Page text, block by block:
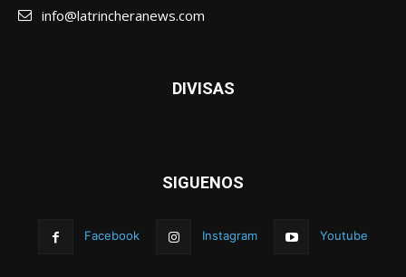
info@latrincheranews.com
DIVISAS
SIGUENOS
Facebook Instagram Youtube